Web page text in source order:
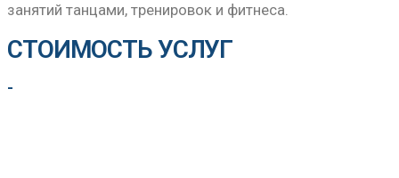
занятий танцами, тренировок и фитнеса.
СТОИМОСТЬ УСЛУГ
-